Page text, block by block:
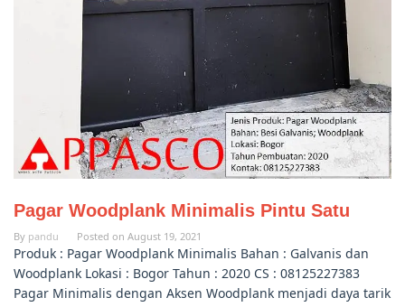
Pagar Woodplank Minimalis Pintu Satu
By pandu Posted on August 19, 2021
Produk : Pagar Woodplank Minimalis Bahan : Galvanis dan
Woodplank Lokasi : Bogor Tahun : 2020 CS : 08125227383
Pagar Minimalis dengan Aksen Woodplank menjadi daya tarik